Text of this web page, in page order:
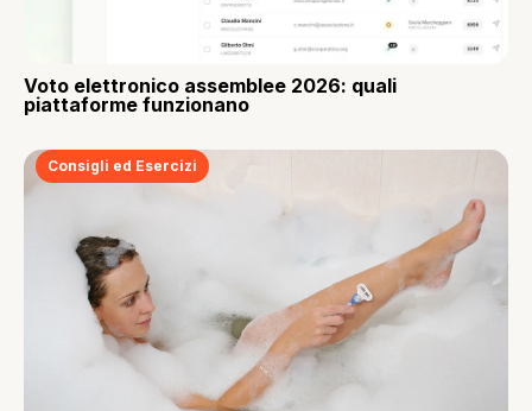
Voto elettronico assemblee 2026: quali
piattaforme funzionano
Consigli ed Esercizi